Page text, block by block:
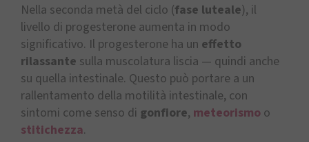
Nella seconda metà del ciclo (fase luteale), il
livello di progesterone aumenta in modo
significativo. Il progesterone ha un effetto
rilassante sulla muscolatura liscia — quindi anche
su quella intestinale. Questo può portare a un
rallentamento della motilità intestinale, con
sintomi come senso di gonfiore, meteorismo o
stitichezza.